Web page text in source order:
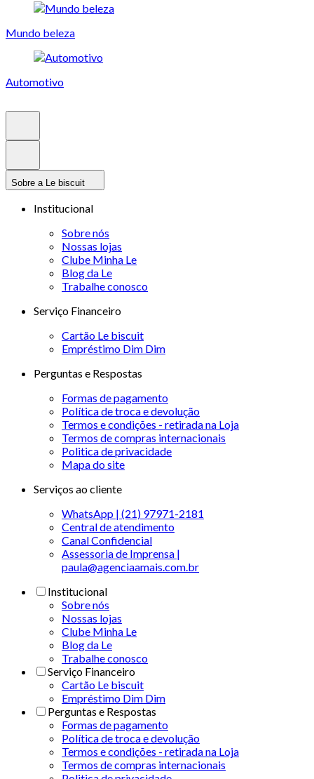
Mundo beleza
Automotivo
Sobre a Le biscuit
Institucional
Sobre nós
Nossas lojas
Clube Minha Le
Blog da Le
Trabalhe conosco
Serviço Financeiro
Cartão Le biscuit
Empréstimo Dim Dim
Perguntas e Respostas
Formas de pagamento
Política de troca e devolução
Termos e condições - retirada na Loja
Termos de compras internacionais
Politica de privacidade
Mapa do site
Serviços ao cliente
WhatsApp | (21) 97971-2181
Central de atendimento
Canal Confidencial
Assessoria de Imprensa |
paula@agenciaamais.com.br
Institucional
Sobre nós
Nossas lojas
Clube Minha Le
Blog da Le
Trabalhe conosco
Serviço Financeiro
Cartão Le biscuit
Empréstimo Dim Dim
Perguntas e Respostas
Formas de pagamento
Política de troca e devolução
Termos e condições - retirada na Loja
Termos de compras internacionais